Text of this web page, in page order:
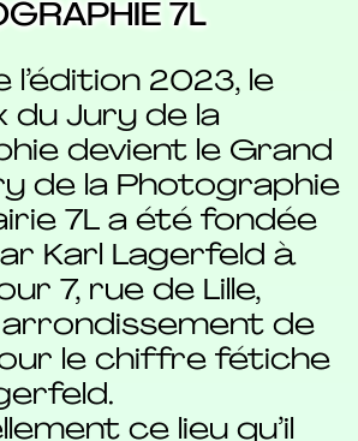
7L
2023, le
du Jury de la
devient le Grand
de la Photographie
7L a été fondée
Karl Lagerfeld à
7, rue de Lille,
arrondissement de
le chiffre fétiche
ce lieu qu’il